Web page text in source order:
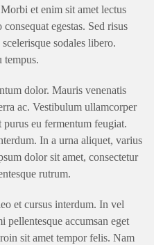
et enim sit amet lectus
egestas. Sed risus
sodales libero.
tempus.
dolor. Mauris venenatis
ac. Vestibulum ullamcorper
eu fermentum feugiat.
In a urna aliquet, varius
dolor sit amet, consectetur
rutrum.
et cursus interdum. In vel
pellentesque accumsan eget
sit amet tempor felis. Nam